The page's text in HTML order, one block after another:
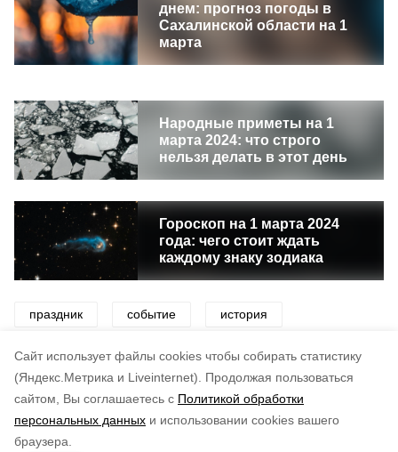
Cайт использует файлы cookies чтобы собирать статистику
(Яндекс.Метрика и Liveinternet).
Продолжая пользоваться
сайтом, Вы соглашаетесь с Политикой обработки
персональных данных и использовании cookies вашего
браузера.
днем: прогноз погоды в
Сахалинской области на 1
марта
Народные приметы на 1
марта 2024: что строго
нельзя делать в этот день
Гороскоп на 1 марта 2024
года: чего стоит ждать
каждому знаку зодиака
праздник событие история
народный праздник церковный праздник
по оценке